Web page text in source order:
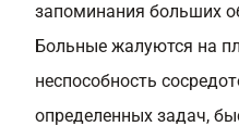
запоминания больших
Больные жалуются на
неспособность
определенных задач,